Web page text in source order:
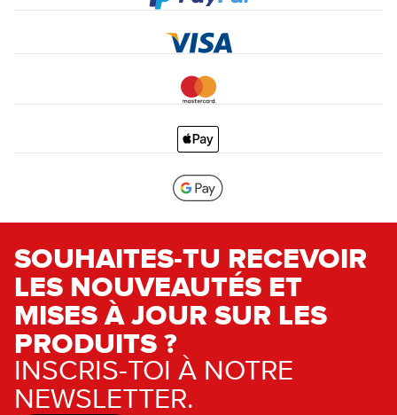
SOUHAITES-TU RECEVOIR
LES NOUVEAUTÉS ET
MISES À JOUR SUR LES
PRODUITS ?
INSCRIS-TOI À NOTRE
NEWSLETTER.